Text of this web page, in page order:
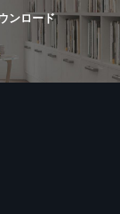
ンロード